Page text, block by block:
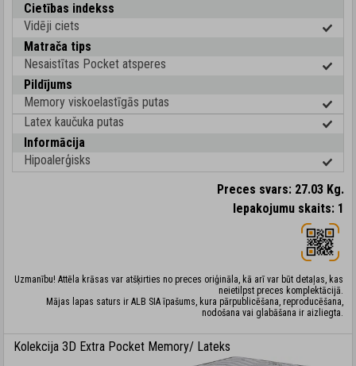
Cietības indekss
Vidēji ciets
Matrača tips
Nesaistītas Pocket atsperes
Pildījums
Memory viskoelastīgās putas
Latex kaučuka putas
Informācija
Hipoalerģisks
Preces svars: 27.03 Kg.
Iepakojumu skaits: 1
Uzmanību! Attēla krāsas var atšķirties no preces oriģināla, kā arī var būt detaļas, kas
neietilpst preces komplektācijā.
Mājas lapas saturs ir ALB SIA īpašums, kura pārpublicēšana, reproducēšana,
nodošana vai glabāšana ir aizliegta.
Kolekcija 3D Extra Pocket Memory/ Lateks